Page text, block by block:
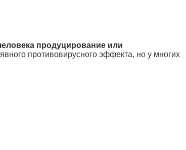
продуцирование или
противовирусного эффекта, но у многих